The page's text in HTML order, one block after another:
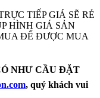
TIẾP GIÁ SẼ RẺ
HÌNH GIÁ SẢN
ĐẾ ĐƯỢC MUA
NHƯ CẦU ĐẶT
, quý khách vui